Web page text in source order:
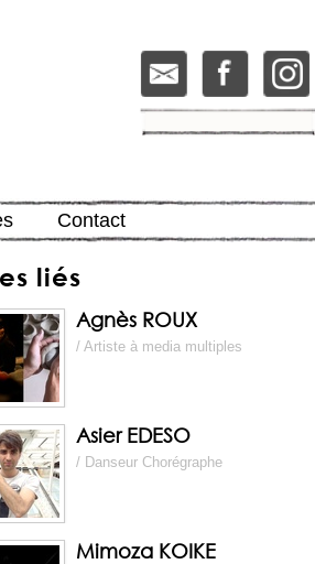
Contact
liés
Agnès ROUX
/ Artiste à media multiples
Asier EDESO
/ Danseur Chorégraphe
Mimoza KOIKE